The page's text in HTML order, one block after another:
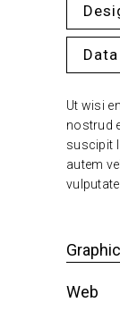
Data
Ut wisi
nostrud
suscipit
autem
Web